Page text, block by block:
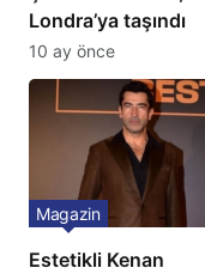
Londra’ya taşındı
10 ay önce
Estetikli Kenan
Magazin